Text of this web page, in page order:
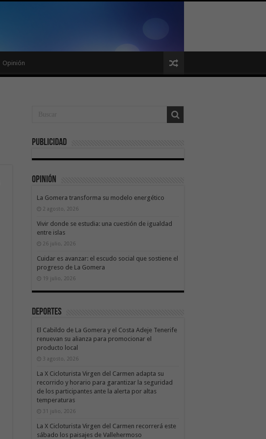
Opinión
Publicidad
Opinión
La Gomera transforma su modelo energético
2 agosto, 2026
Vivir donde se estudia: una cuestión de igualdad
entre islas
26 julio, 2026
Cuidar es avanzar: el escudo social que sostiene el
progreso de La Gomera
19 julio, 2026
Deportes
El Cabildo de La Gomera y el Costa Adeje Tenerife
renuevan su alianza para promocionar el
producto local
3 agosto, 2026
La X Cicloturista Virgen del Carmen adapta su
recorrido y horario para garantizar la seguridad
de los participantes ante la alerta por altas
temperaturas
31 julio, 2026
La X Cicloturista Virgen del Carmen recorrerá este
sábado los paisajes de Vallehermoso